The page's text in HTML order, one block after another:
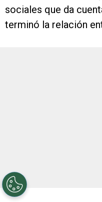
sociales que da
terminó la relación